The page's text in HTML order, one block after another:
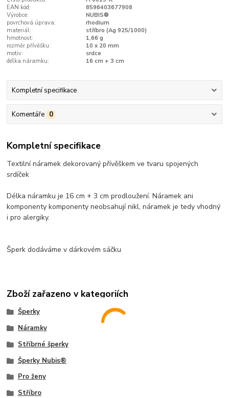
EAN kód:
8596403677908
Výrobce:
NUBIS®
povrchová úprava:
rhodium
materiál:
stříbro (Ag 925/1000)
hmotnost:
1,66 g
rozměr přívěšku:
10 x 20 mm
motiv:
srdce
délka náramku:
16 cm + 3 cm
Kompletní specifikace
Komentáře 0
Kompletní specifikace
Textilní náramek dekorovaný přívěškem ve tvaru spojených
srdíček
Délka náramku je 16 cm + 3 cm prodloužení. Náramek ani
komponenty komponenty neobsahují nikl, náramek je tedy vhodný
i pro alergiky.
Šperk dodáváme v dárkovém sáčku
Zboží zařazeno v kategoriích
Šperky
Náramky
Stříbrné šperky
Šperky Nubis®
Pro ženy
Stříbro